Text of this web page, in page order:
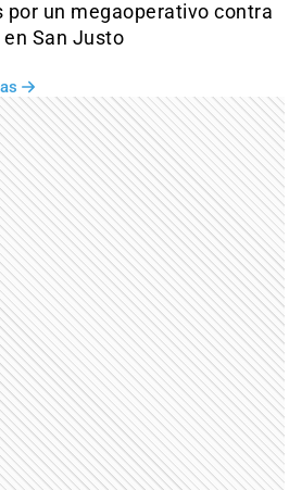
por un megaoperativo contra
San Justo